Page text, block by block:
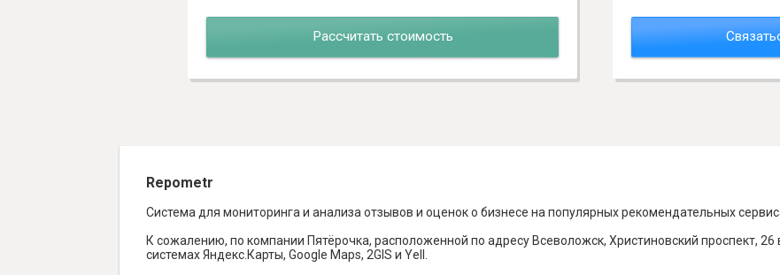
Рассчитать стоимость
Repometr
Система для мониторинга и анализа отзывов и оценок о бизнесе на популярных рекомендательных
К сожалению, по компании Пятёрочка, расположенной по адресу Всеволожск, Христиновский проспект,
системах Яндекс.Карты, Google Maps, 2GIS и Yell.